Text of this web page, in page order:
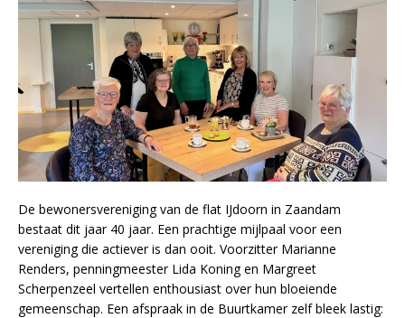
De bewonersvereniging van de flat IJdoorn in Zaandam
bestaat dit jaar 40 jaar. Een prachtige mijlpaal voor een
vereniging die actiever is dan ooit. Voorzitter Marianne
Renders, penningmeester Lida Koning en Margreet
Scherpenzeel vertellen enthousiast over hun bloeiende
gemeenschap. Een afspraak in de Buurtkamer zelf bleek lastig: